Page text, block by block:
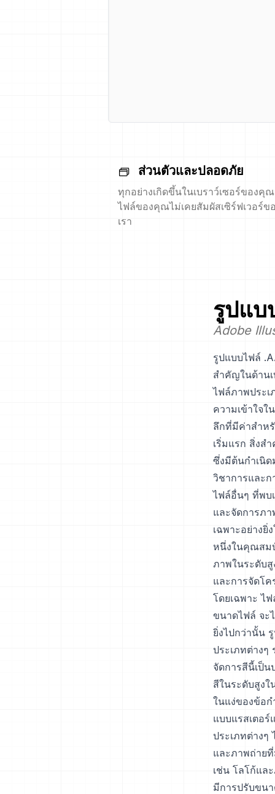
ส่วนตัวและปลอดภัย
ทุกอย่างเกิดขึ้นในเบราว์เซอร์ของคุณ
ไฟล์ของคุณไม่เคยสัมผัสเซิร์ฟเวอร์ข
เรา
รูปแ
Adobe
รูปแบบไฟล์
สำคัญในด้าน
ไฟล์ภาพประ
ความเข้าใจ
ลึกที่มีค่าสำห
เริ่มแรก สิ่งส
ซึ่งมีต้นกำเนิ
วิชาการและ
ไฟล์อื่นๆ ที่พบ
และจัดการภ
เฉพาะอย่าง
หนึ่งในคุณสม
ภาพในระดับสู
และการจัดโ
โดยเฉพาะ ไ
ขนาดไฟล์ จะ
ยิ่งไปกว่านั้น
ประเภทต่าง
จัดการสีนี้เป็
สีในระดับสูง
ในแง่ของข้อ
แบบแรสเตอ
ประเภทต่าง
และภาพถ่าย
เช่น โลโก้แล
มีการปรับขน